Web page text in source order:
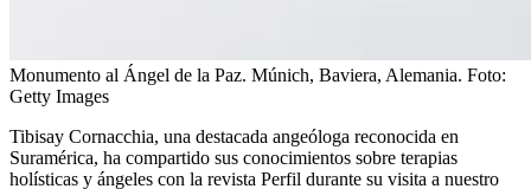
Monumento al Ángel de la Paz. Múnich, Baviera, Alemania. Foto:
Getty Images
Tibisay Cornacchia, una destacada angeóloga reconocida en
Suramérica, ha compartido sus conocimientos sobre terapias
holísticas y ángeles con la revista Perfil durante su visita a nuestro